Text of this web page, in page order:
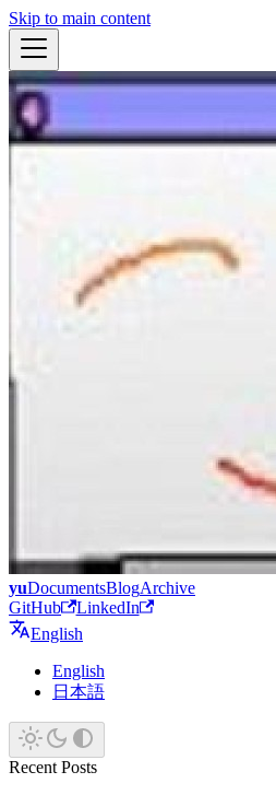
Skip to main content
yuDocumentsBlogArchive
GitHub
LinkedIn
English
English
日本語
Recent Posts